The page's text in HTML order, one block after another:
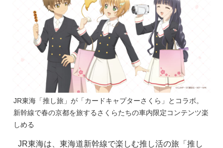
JR東海「推し旅」が「カードキャプターさくら」とコラボ。
新幹線で春の京都を旅するさくらたちの車内限定コンテンツ楽
しめる
JR東海は、東海道新幹線で楽しむ推し活の旅「推し